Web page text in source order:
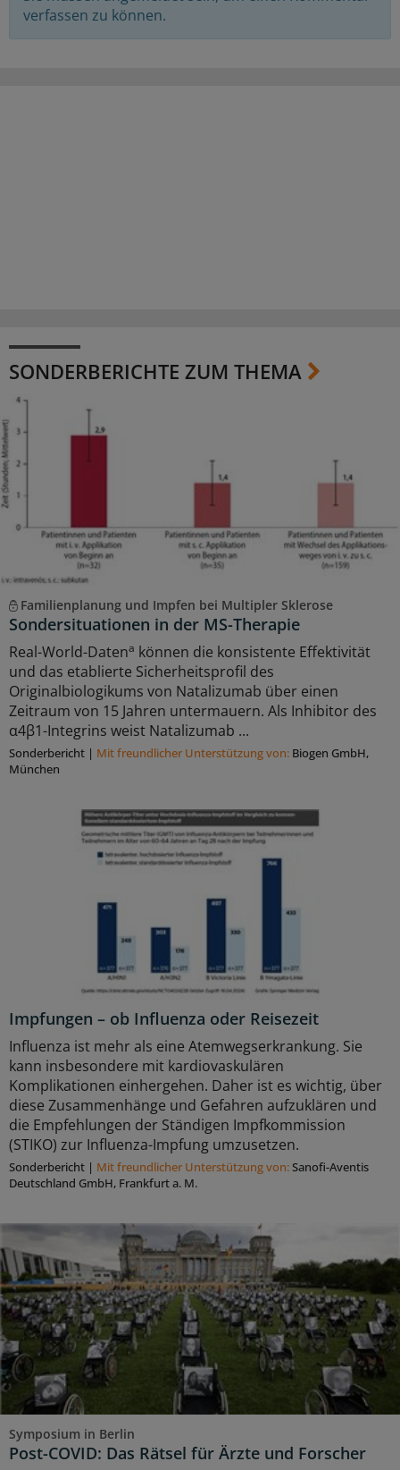
verfassen zu können.
SONDERBERICHTE ZUM THEMA
Familienplanung und Impfen bei Multipler Sklerose
Sondersituationen in der MS-Therapie
Real-World-Datena können die konsistente Effektivität
und das etablierte Sicherheitsprofil des
Originalbiologikums von Natalizumab über einen
Zeitraum von 15 Jahren untermauern. Als Inhibitor des
α4β1-Integrins weist Natalizumab ...
Sonderbericht | Mit freundlicher Unterstützung von: Biogen GmbH,
München
Impfungen – ob Influenza oder Reisezeit
Influenza ist mehr als eine Atemwegserkrankung. Sie
kann insbesondere mit kardiovaskulären
Komplikationen einhergehen. Daher ist es wichtig, über
diese Zusammenhänge und Gefahren aufzuklären und
die Empfehlungen der Ständigen Impfkommission
(STIKO) zur Influenza-Impfung umzusetzen.
Sonderbericht | Mit freundlicher Unterstützung von:Sanofi-Aventis
Deutschland GmbH, Frankfurt a. M.
Symposium in Berlin
Post-COVID: Das Rätsel für Ärzte und Forscher